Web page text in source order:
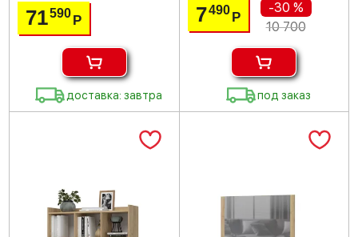
71590Р
доставка: завтра
7490 Р
-30 %
10 700
под заказ